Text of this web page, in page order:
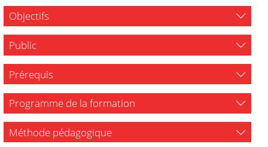
Objectifs
Public
Prérequis
Programme de la formation
Méthode pédagogique